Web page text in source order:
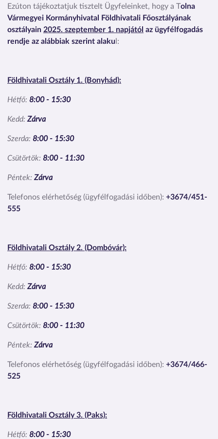
Ezúton tájékoztatjuk tisztelt Ügyfeleinket, hogy a Tolna
Vármegyei Kormányhivatal Földhivatali Főosztályának
osztályain 2025. szeptember 1. napjától az ügyfélfogadás
rendje az alábbiak szerint alaku l:
Földhivatali Osztály 1. (Bonyhád):
Hétfő: 8:00 - 15:30
Kedd: Zárva
Szerda: 8:00 - 15:30
Csütörtök: 8:00 - 11:30
Péntek: Zárva
Telefonos elérhetőség (ügyfélfogadási időben): +3674/451-
555
Földhivatali Osztály 2. (Dombóvár):
Hétfő: 8:00 - 15:30
Kedd: Zárva
Szerda: 8:00 - 15:30
Csütörtök: 8:00 - 11:30
Péntek: Zárva
Telefonos elérhetőség (ügyfélfogadási időben): +3674/466-
525
Földhivatali Osztály 3. (Paks):
Hétfő: 8:00 - 15:30